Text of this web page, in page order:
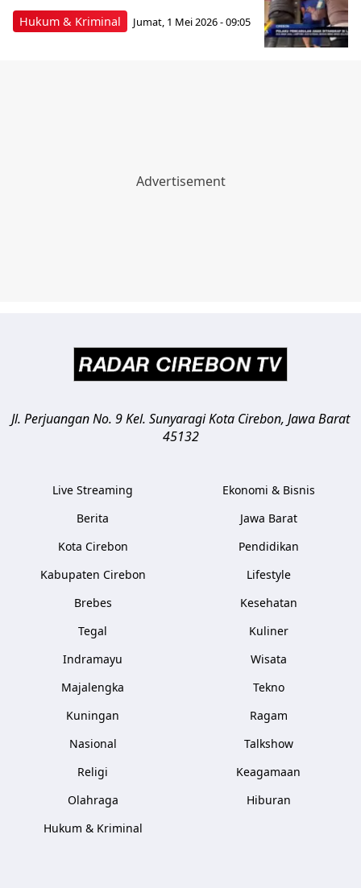
Hukum & Kriminal Jumat, 1 Mei 2026 - 09:05
Jl. Perjuangan No. 9 Kel. SunyaragiKota Cirebon, Jawa Barat
45132
Live Streaming
Berita
Kota Cirebon
Kabupaten Cirebon
Brebes
Tegal
Indramayu
Majalengka
Kuningan
Nasional
Religi
Olahraga
Hukum & Kriminal
Ekonomi & Bisnis
Jawa Barat
Pendidikan
Lifestyle
Kesehatan
Kuliner
Wisata
Tekno
Ragam
Talkshow
Keagamaan
Hiburan